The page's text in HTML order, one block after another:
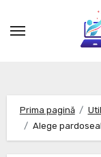
Prima pagină
Alege